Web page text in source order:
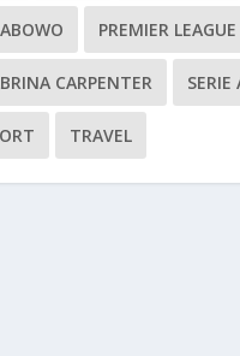
PREMIER LEAGUE
CARPENTER SERIE
TRAVEL